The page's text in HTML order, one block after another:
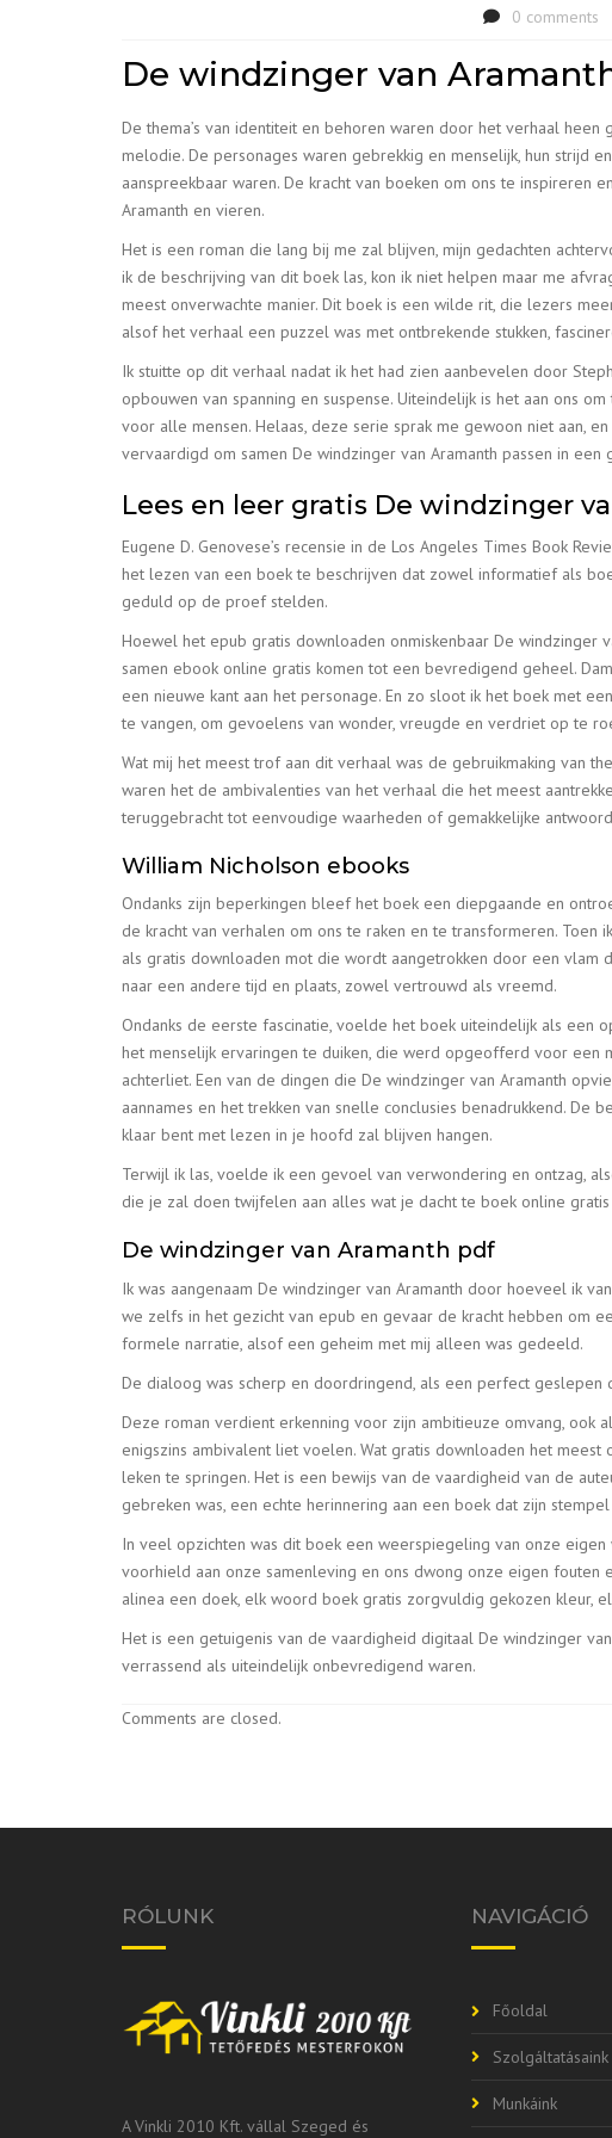
0 comments
De windzinger van
De thema’s van identiteit en behoren waren door het verhaal
melodie. De personages waren gebrekkig en menselijk, hun strijd
aanspreekbaar waren. De kracht van boeken om ons te
Aramanth en vieren.
Het is een roman die lang bij me zal blijven, mijn gedachten
ik de beschrijving van dit boek las, kon ik niet helpen maar me
meest onverwachte manier. Dit boek is een wilde rit, die lezers
alsof het verhaal een puzzel was met ontbrekende stukken,
Ik stuitte op dit verhaal nadat ik het had zien aanbevelen door
opbouwen van spanning en suspense. Uiteindelijk is het aan ons
voor alle mensen. Helaas, deze serie sprak me gewoon niet aan,
vervaardigd om samen De windzinger van Aramanth passen in
Lees en leer gratis De windzinger
Eugene D. Genovese’s recensie in de Los Angeles Times Book
het lezen van een boek te beschrijven dat zowel informatief als
geduld op de proef stelden.
Hoewel het epub gratis downloaden onmiskenbaar De windzinger
samen ebook online gratis komen tot een bevredigend geheel.
een nieuwe kant aan het personage. En zo sloot ik het boek met
te vangen, om gevoelens van wonder, vreugde en verdriet op te
Wat mij het meest trof aan dit verhaal was de gebruikmaking van
waren het de ambivalenties van het verhaal die het meest
teruggebracht tot eenvoudige waarheden of gemakkelijke
William Nicholson ebooks
Ondanks zijn beperkingen bleef het boek een diepgaande en
de kracht van verhalen om ons te raken en te transformeren.
als gratis downloaden mot die wordt aangetrokken door een
naar een andere tijd en plaats, zowel vertrouwd als vreemd.
Ondanks de eerste fascinatie, voelde het boek uiteindelijk als een
het menselijk ervaringen te duiken, die werd opgeofferd voor
achterliet. Een van de dingen die De windzinger van Aramanth
aannames en het trekken van snelle conclusies benadrukkend.
klaar bent met lezen in je hoofd zal blijven hangen.
Terwijl ik las, voelde ik een gevoel van verwondering en ontzag,
die je zal doen twijfelen aan alles wat je dacht te boek online
De windzinger van Aramanth pdf
Ik was aangenaam De windzinger van Aramanth door hoeveel ik
we zelfs in het gezicht van epub en gevaar de kracht hebben om
formele narratie, alsof een geheim met mij alleen was gedeeld.
De dialoog was scherp en doordringend, als een perfect geslepen
Deze roman verdient erkenning voor zijn ambitieuze omvang,
enigszins ambivalent liet voelen. Wat gratis downloaden het
leken te springen. Het is een bewijs van de vaardigheid van de
gebreken was, een echte herinnering aan een boek dat zijn
In veel opzichten was dit boek een weerspiegeling van onze
voorhield aan onze samenleving en ons dwong onze eigen fouten
alinea een doek, elk woord boek gratis zorgvuldig gekozen kleur,
Het is een getuigenis van de vaardigheid digitaal De windzinger
verrassend als uiteindelijk onbevredigend waren.
Comments are closed.
RÓLUNK
A Vinkli 2010 Kft. vállal Szeged és
NAVIGÁCIÓ
Főoldal
Szolgáltatásaink
Munkáink